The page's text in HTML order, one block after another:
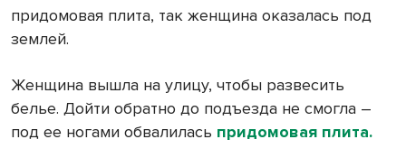
придомовая плита, так женщина оказалась под
землей.
Женщина вышла на улицу, чтобы развесить
белье. Дойти обратно до подъезда не смогла –
под ее ногами обвалилась придомовая плита.